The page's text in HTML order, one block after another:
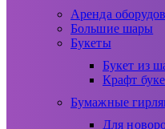
Аренда
Большие шары
Букеты
Букет из
Крафт
Бумажные
Для